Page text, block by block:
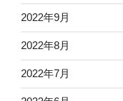
2022年9月
2022年8月
2022年7月